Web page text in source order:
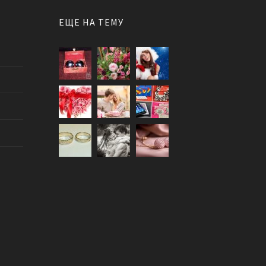
ЕЩЕ НА ТЕМУ